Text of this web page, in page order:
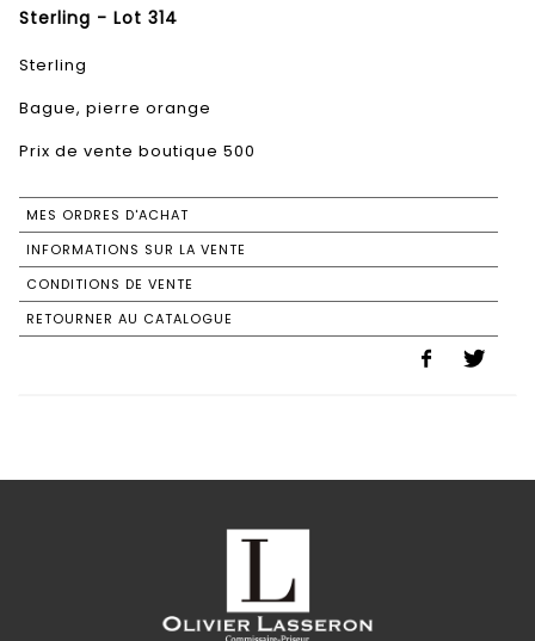
Sterling - Lot 314
Sterling
Bague, pierre orange
Prix de vente boutique 500
MES ORDRES D'ACHAT
INFORMATIONS SUR LA VENTE
CONDITIONS DE VENTE
RETOURNER AU CATALOGUE